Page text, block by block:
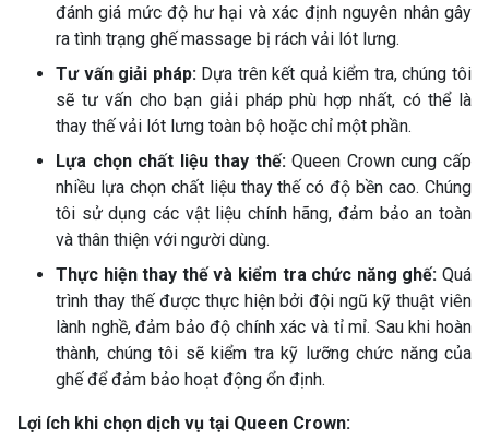
đánh giá mức độ hư hại và xác định nguyên nhân gây
ra tình trạng ghế massage bị rách vải lót lưng.
Tư vấn giải pháp:Dựa trên kết quả kiểm tra, chúng tôi
sẽ tư vấn cho bạn giải pháp phù hợp nhất, có thể là
thay thế vải lót lưng toàn bộ hoặc chỉ một phần.
Lựa chọn chất liệu thay thế:Queen Crown cung cấp
nhiều lựa chọn chất liệu thay thế có độ bền cao. Chúng
tôi sử dụng các vật liệu chính hãng, đảm bảo an toàn
và thân thiện với người dùng.
Thực hiện thay thế và kiểm tra chức năng ghế: Quá
trình thay thế được thực hiện bởi đội ngũ kỹ thuật viên
lành nghề, đảm bảo độ chính xác và tỉ mỉ. Sau khi hoàn
thành, chúng tôi sẽ kiểm tra kỹ lưỡng chức năng của
ghế để đảm bảo hoạt động ổn định.
Lợi ích khi chọn dịch vụ tại Queen Crown: